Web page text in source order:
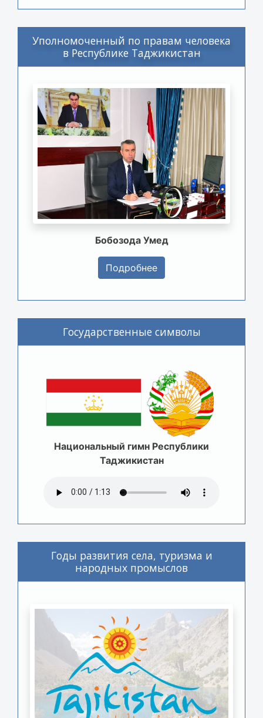
Уполномоченный по правам человека
в Республике Таджикистан
Бобозода Умед
Подробнее
Государственные символы
Национальный гимн Республики
Таджикистан
Годы развития села, туризма и
народных промыслов